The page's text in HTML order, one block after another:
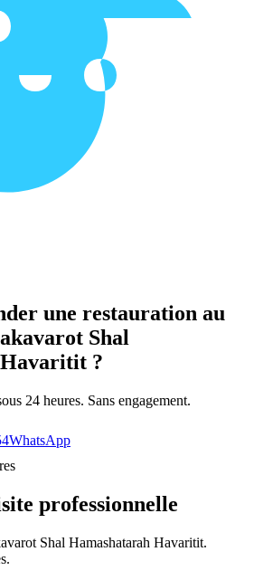
une restauration au
Shal
?
24 heures. Sans engagement.
WhatsApp
professionnelle
Shal Hamashatarah Havaritit.